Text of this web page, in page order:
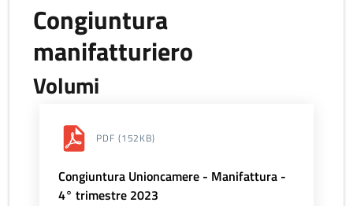
Congiuntura
manifatturiero
Volumi
PDF (152KB)
Congiuntura Unioncamere - Manifattura -
4° trimestre 2023